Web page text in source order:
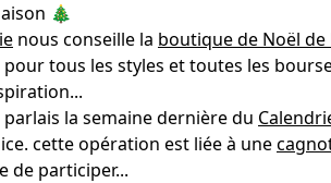
🎄
nous conseille la boutique de Noël de
pour tous les styles et toutes les
parlais la semaine dernière du
cette opération est liée à une
de participer...